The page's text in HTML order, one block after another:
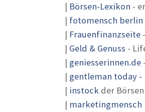
| Börsen-Lexikon -
| fotomensch berlin
| Frauenfinanzseite
| Geld & Genuss -
| geniesserinnen.de
| gentleman today -
| instock der
|